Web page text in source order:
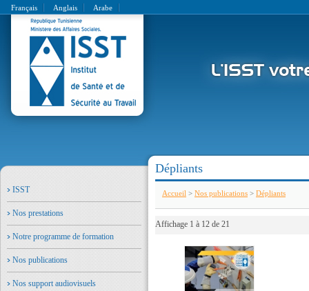
Français Anglais Arabe
ISST
Nos prestations
Notre programme de formation
Nos publications
Nos support audiovisuels
Dépliants
Accueil > Nos publications > Dépliants
Affichage 1 à 12 de 21